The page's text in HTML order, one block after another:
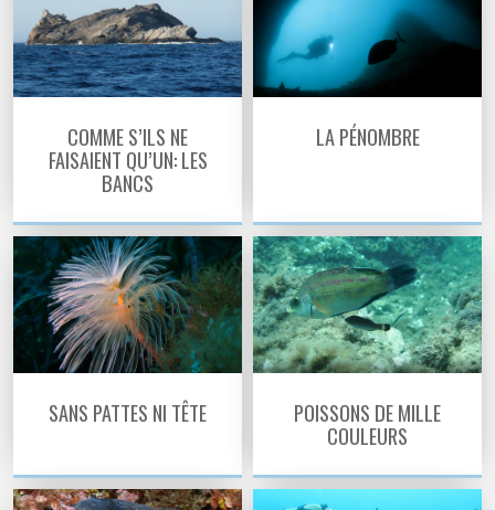
COMME S’ILS NE
FAISAIENT QU’UN: LES
BANCS
LA PÉNOMBRE
SANS PATTES NI TÊTE POISSONS DE MILLE
COULEURS